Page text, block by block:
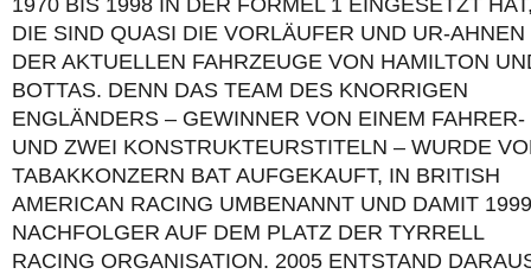
1970 BIS 1998 IN DER FORMEL 1 EINGESETZT
DIE SIND QUASI DIE VORLÄUFER UND UR-AHNEN
DER AKTUELLEN FAHRZEUGE VON HAMILTON
BOTTAS. DENN DAS TEAM DES KNORRIGEN
ENGLÄNDERS – GEWINNER VON EINEM FAHRER-
UND ZWEI KONSTRUKTEURSTITELN – WURDE
TABAKKONZERN BAT AUFGEKAUFT, IN BRITISH
AMERICAN RACING UMBENANNT UND DAMIT 1999
NACHFOLGER AUF DEM PLATZ DER TYRRELL
RACING ORGANISATION. 2005 ENTSTAND